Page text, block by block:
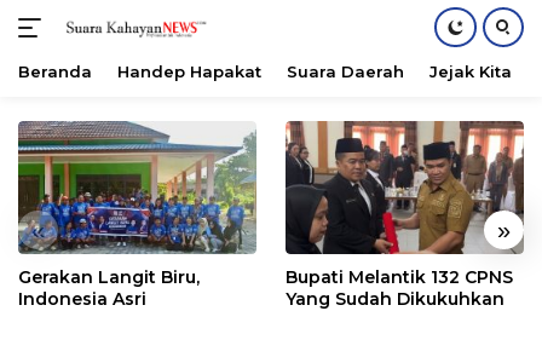
konten
Beranda Handep Hapakat Suara Daerah Jejak Kita
« »
Gerakan Langit Biru,
Indonesia Asri
Bupati Melantik 132 CPNS
Yang Sudah Dikukuhkan